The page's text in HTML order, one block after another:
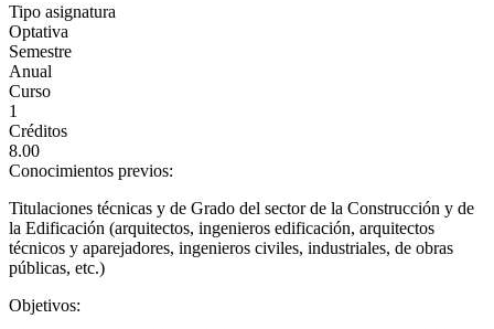
Tipo asignatura
Optativa
Semestre
Anual
Curso
1
Créditos
8.00
Conocimientos previos:
Titulaciones técnicas y de Grado del sector de la Construcción y de
la Edificación (arquitectos, ingenieros edificación, arquitectos
técnicos y aparejadores, ingenieros civiles, industriales, de obras
públicas, etc.)
Objetivos: